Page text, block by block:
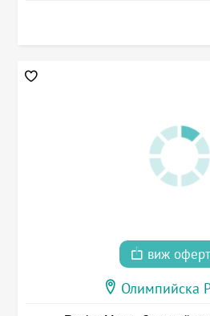
виж
Олимпийска